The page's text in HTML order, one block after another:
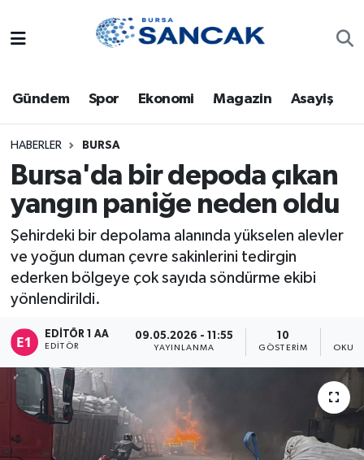
Gündem Spor Ekonomi Magazin Asayiş
HABERLER BURSA
Bursa'da bir depoda çıkan
yangın paniğe neden oldu
Şehirdeki bir depolama alanında yükselen alevler
ve yoğun duman çevre sakinlerini tedirgin
ederken bölgeye çok sayıda söndürme ekibi
yönlendirildi.
EDITÖR 1 AA
EDITÖR
09.05.2026 - 11:55
YAYINLANMA
10
GÖSTERIM
Bursa
Dünya
Eğitim
Ekonomi
Genel
Magazin
Sağlık
Siyaset
Trafik Durumu
Süper Lig Puan Durumu ve Fikstür
Tüm Manşetler
Son Dakika Haberleri
Haber Arşivi